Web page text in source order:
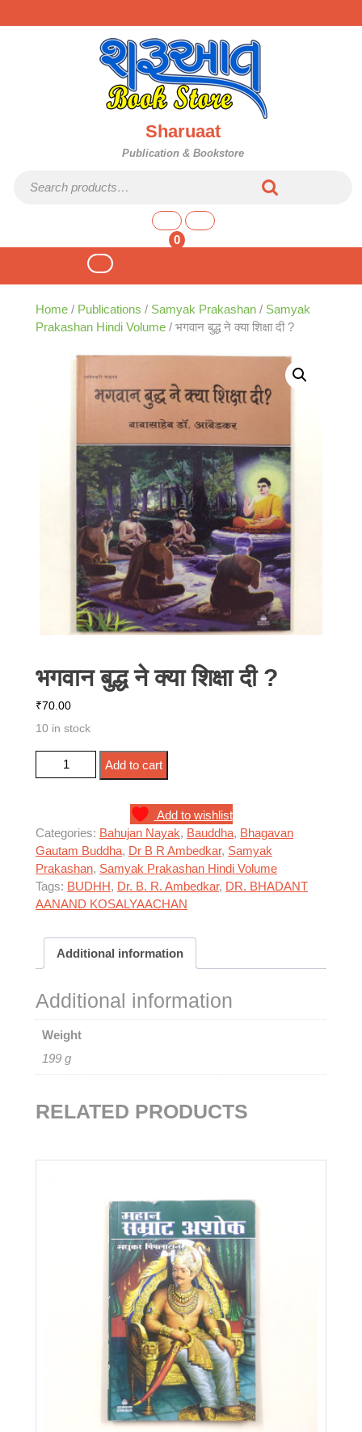
to
Sharuaat
Publication & Bookstore
0
shopping
Open
Button
Home / Publications / Samyak Prakashan / Samyak
Prakashan Hindi Volume / भगवान बुद्ध ने क्या शिक्षा दी ?
भगवान बुद्ध ने क्या शिक्षा दी ?
₹70.00
10 in stock
भगवान बुद्ध ने क्या शिक्षा दी ? quantity
Add to cart
Add to wishlist
Categories: Bahujan Nayak, Bauddha, Bhagavan
Gautam Buddha, Dr B R Ambedkar, Samyak
Prakashan, Samyak Prakashan Hindi Volume
Tags: BUDHH, Dr. B. R. Ambedkar, DR. BHADANT
AANAND KOSALYAACHAN
Additional information
Additional information
Weight
199 g
RELATED PRODUCTS